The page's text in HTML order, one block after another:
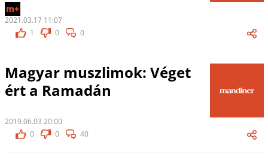
m+
2021.03.17 11:07
1
0 0
Magyar muszlimok: Véget
ért a Ramadán
2019.06.03 20:00
0
0 40